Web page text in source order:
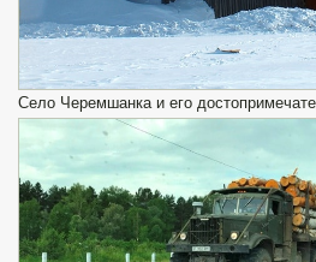
Село Черемшанка и его